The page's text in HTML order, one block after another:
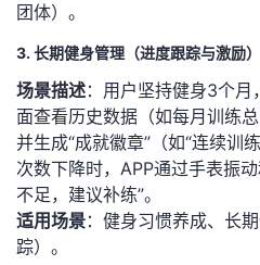
团体）。
3. 长期健身管理（进度跟踪与激励）
​场景描述​：用户坚持健身3个月
面查看历史数据（如每月训练
并生成“成就徽章”（如“连续训
次数下降时，APP通过手表振
不足，建议补练”。
​适用场景​：健身习惯养成、长
踪）。